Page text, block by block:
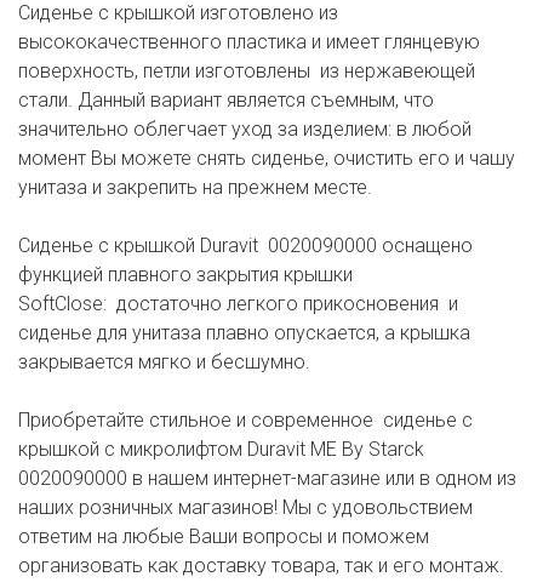
Сиденье с крышкой изготовлено из
высококачественного пластика и имеет глянцевую
поверхность, петли изготовлены из нержавеющей
стали. Данный вариант является съемным, что
значительно облегчает уход за изделием: в любой
момент Вы можете снять сиденье, очистить его и чашу
унитаза и закрепить на прежнем месте.
Сиденье с крышкой Duravit 0020090000 оснащено
функцией плавного закрытия крышки
SoftClose: достаточно легкого прикосновения и
сиденье для унитаза плавно опускается, а крышка
закрывается мягко и бесшумно.
Приобретайте стильное и современное сиденье с
крышкой с микролифтом Duravit ME By Starck
0020090000 в нашем интернет-магазине или в одном из
наших розничных магазинов! Мы с удовольствием
ответим на любые Ваши вопросы и поможем
организовать как доставку товара, так и его монтаж.